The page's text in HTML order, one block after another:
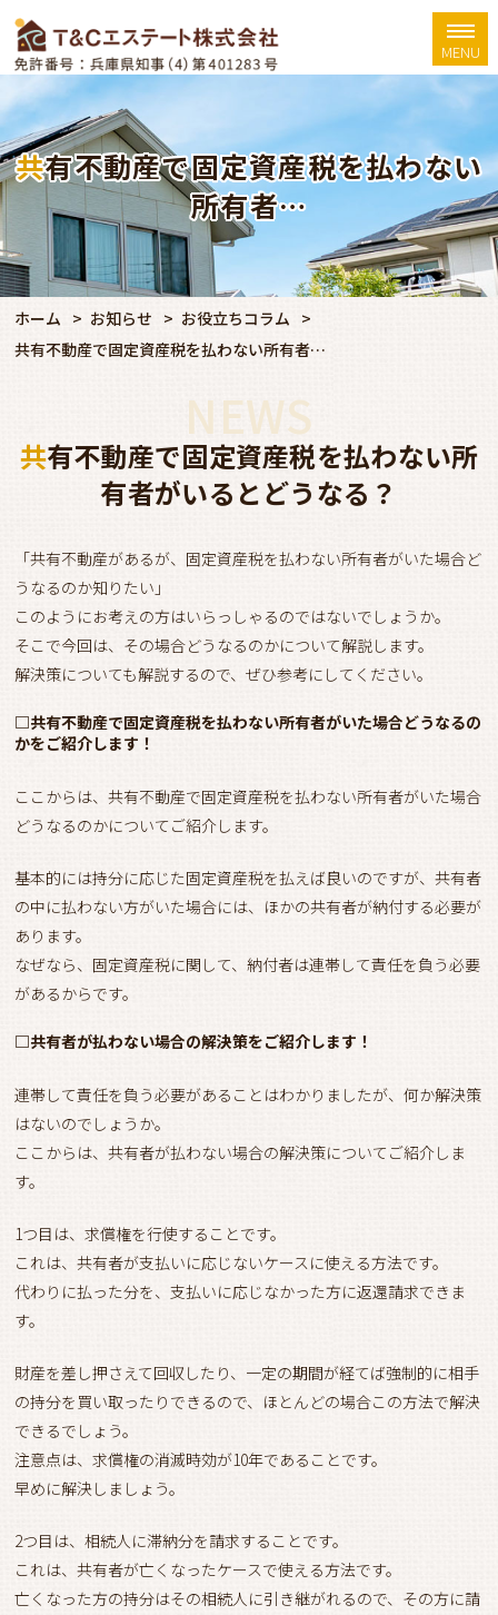
MENU
共有不動産で固定資産税を払わない
所有者…
ホーム お知らせ
お役立ちコラム
共有不動産で固定資産税を払わない所有者…
NEWS
共有不動産で固定資産税を払わない所
有者がいるとどうなる？
「共有不動産があるが、固定資産税を払わない所有者がいた場合ど
うなるのか知りたい」
このようにお考えの方はいらっしゃるのではないでしょうか。
そこで今回は、その場合どうなるのかについて解説します。
解決策についても解説するので、ぜひ参考にしてください。
□共有不動産で固定資産税を払わない所有者がいた場合どうなるの
かをご紹介します！
ここからは、共有不動産で固定資産税を払わない所有者がいた場合
どうなるのかについてご紹介します。
基本的には持分に応じた固定資産税を払えば良いのですが、共有者
の中に払わない方がいた場合には、ほかの共有者が納付する必要が
あります。
なぜなら、固定資産税に関して、納付者は連帯して責任を負う必要
があるからです。
□共有者が払わない場合の解決策をご紹介します！
連帯して責任を負う必要があることはわかりましたが、何か解決策
はないのでしょうか。
ここからは、共有者が払わない場合の解決策についてご紹介しま
す。
1つ目は、求償権を行使することです。
これは、共有者が支払いに応じないケースに使える方法です。
代わりに払った分を、支払いに応じなかった方に返還請求できま
す。
財産を差し押さえて回収したり、一定の期間が経てば強制的に相手
の持分を買い取ったりできるので、ほとんどの場合この方法で解決
できるでしょう。
注意点は、求償権の消滅時効が10年であることです。
早めに解決しましょう。
2つ目は、相続人に滞納分を請求することです。
これは、共有者が亡くなったケースで使える方法です。
亡くなった方の持分はその相続人に引き継がれるので、その方に請